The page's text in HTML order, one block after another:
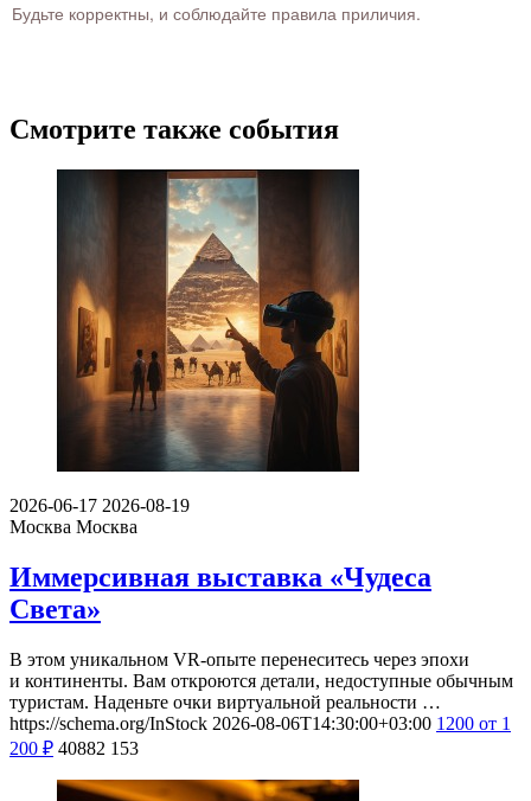
Будьте корректны, и соблюдайте правила приличия.
Смотрите также события
2026-06-17 2026-08-19
Москва Москва
Иммерсивная выставка «Чудеса
Света»
В этом уникальном VR-опыте перенеситесь через эпохи
и континенты. Вам откроются детали, недоступные обычным
туристам. Наденьте очки виртуальной реальности …
https://schema.org/InStock 2026-08-06T14:30:00+03:00 1200 от 1
200 ₽ 40882 153